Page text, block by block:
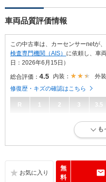
車両品質評価情報
この中古車は、カーセンサーnetが
検査専門機関（AIS） に依頼し、車
日：2026年6月15日）
総合評価： 4.5 内装： 外装
修復歴・キズの確認はこちら
R 1 2 3 3.5
内外装に目立たない軽微なキズ、
目立たない軽微なダメージはあり
も
無
料